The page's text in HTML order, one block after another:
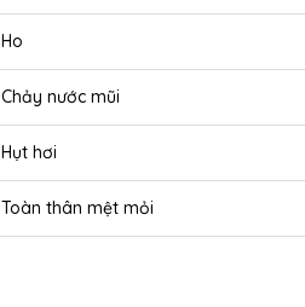
Ho
Chảy nước mũi
Hụt hơi
Toàn thân mệt mỏi